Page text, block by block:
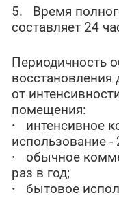
5. Время
составляет 24
Периодичность
восстановления
от
помещения:
· интенсивное
использование -
· обычное
раз в год;
· бытовое